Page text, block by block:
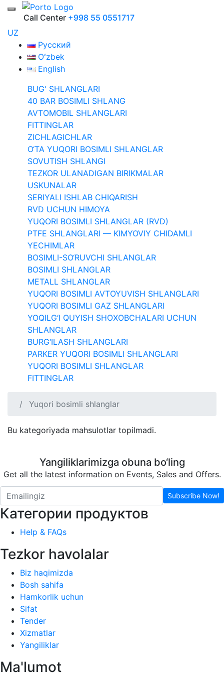
Call Center +998 55 0551717
UZ
Русский
Oʻzbek
English
BUG' SHLANGLARI
40 BAR BOSIMLI SHLANG
AVTOMOBIL SHLANGLARI
FITTINGLAR
ZICHLAGICHLAR
O‘TA YUQORI BOSIMLI SHLANGLAR
SOVUTISH SHLANGI
TEZKOR ULANADIGAN BIRIKMALAR
USKUNALAR
SERIYALI ISHLAB CHIQARISH
RVD UCHUN HIMOYA
YUQORI BOSIMLI SHLANGLAR (RVD)
PTFE SHLANGLARI — KIMYOVIY CHIDAMLI
YECHIMLAR
BOSIMLI-SO‘RUVCHI SHLANGLAR
BOSIMLI SHLANGLAR
METALL SHLANGLAR
YUQORI BOSIMLI AVTOYUVISH SHLANGLARI
YUQORI BOSIMLI GAZ SHLANGLARI
YOQILG‘I QUYISH SHOXOBCHALARI UCHUN
SHLANGLAR
BURG‘ILASH SHLANGLARI
PARKER YUQORI BOSIMLI SHLANGLARI
YUQORI BOSIMLI SHLANGLAR
FITTINGLAR
Yuqori bosimli shlanglar
Bu kategoriyada mahsulotlar topilmadi.
Yangiliklarimizga obuna bo‘ling
Get all the latest information on Events, Sales and Offers.
Subscribe Now!
Категории продуктов
Help & FAQs
Tezkor havolalar
Biz haqimizda
Bosh sahifa
Hamkorlik uchun
Sifat
Tender
Xizmatlar
Yangiliklar
Ma'lumot